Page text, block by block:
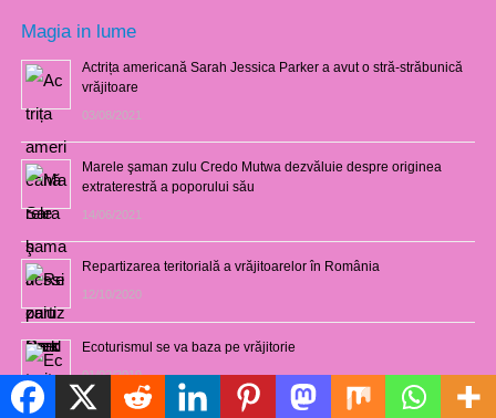
Magia in lume
Actrița americană Sarah Jessica Parker a avut o stră-străbunică
vrăjitoare
03/08/2021
Marele şaman zulu Credo Mutwa dezvăluie despre originea
extraterestră a poporului său
14/06/2021
Repartizarea teritorială a vrăjitoarelor în România
12/10/2020
Ecoturismul se va baza pe vrăjitorie
01/02/2019
Politică de cookie-uri